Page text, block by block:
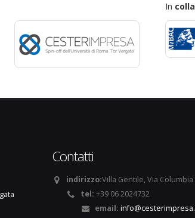
In
Contatti
indirizzo:Villa Gentile, Via Columbia
tel: +39 06 2024732
email: